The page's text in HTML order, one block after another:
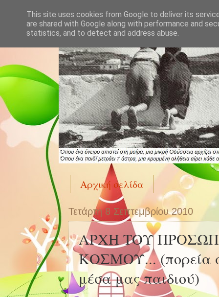
Αρχική σελίδα
Τετάρτη 8 Σεπτεμβρίου 2010
ΑΡΧΗ ΤΟΥ
ΚΟΣΜΟΥ... (πορεία
μέσα μας παιδιού)
This site uses cookies from Google to deliver its
are shared with Google along with performance and
statistics, and to detect and address abuse.